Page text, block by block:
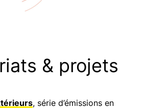
& projets
, série d’émissions en